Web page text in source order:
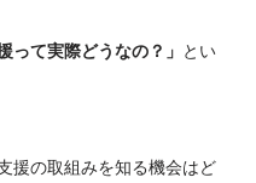
って実際どうなの？」 とい
援の取組みを知る機会はど